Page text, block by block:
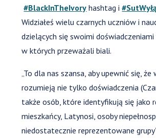
#BlackInTheIvory hashtag i
Widziałeś wielu czarnych uczniów i
dzielących się swoimi
w których przeważali biali.
„To dla nas szansa, aby upewnić się, że
rozumieją nie tylko doświadczenia
także osób, które identyfikują się jako
mieszkańcy, Latynosi, osoby
niedostatecznie reprezentowane